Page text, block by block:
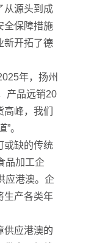
从源头到成
全保障措施
新开拓了德
年，扬州
产品远销20
峰，我们
。
或缺的传统
品加工企
应港澳。企
生产各类年
供应港澳的